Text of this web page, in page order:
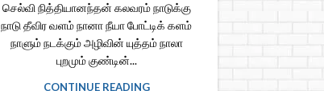
செல்வி நித்தியானந்தன் கலவரம் நாடுக்கு
நாடு தீவிர வளம் நானா நீயா போட்டிக் களம்
நாளும் நடக்கும் அழிவின் யுத்தம் நாலா
புறமும் குண்டின்...
CONTINUE READING